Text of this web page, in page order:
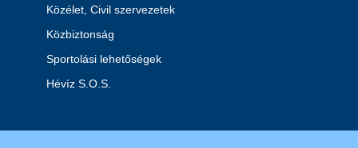
Közélet, Civil szervezetek
Közbiztonság
Sportolási lehetőségek
Hévíz S.O.S.